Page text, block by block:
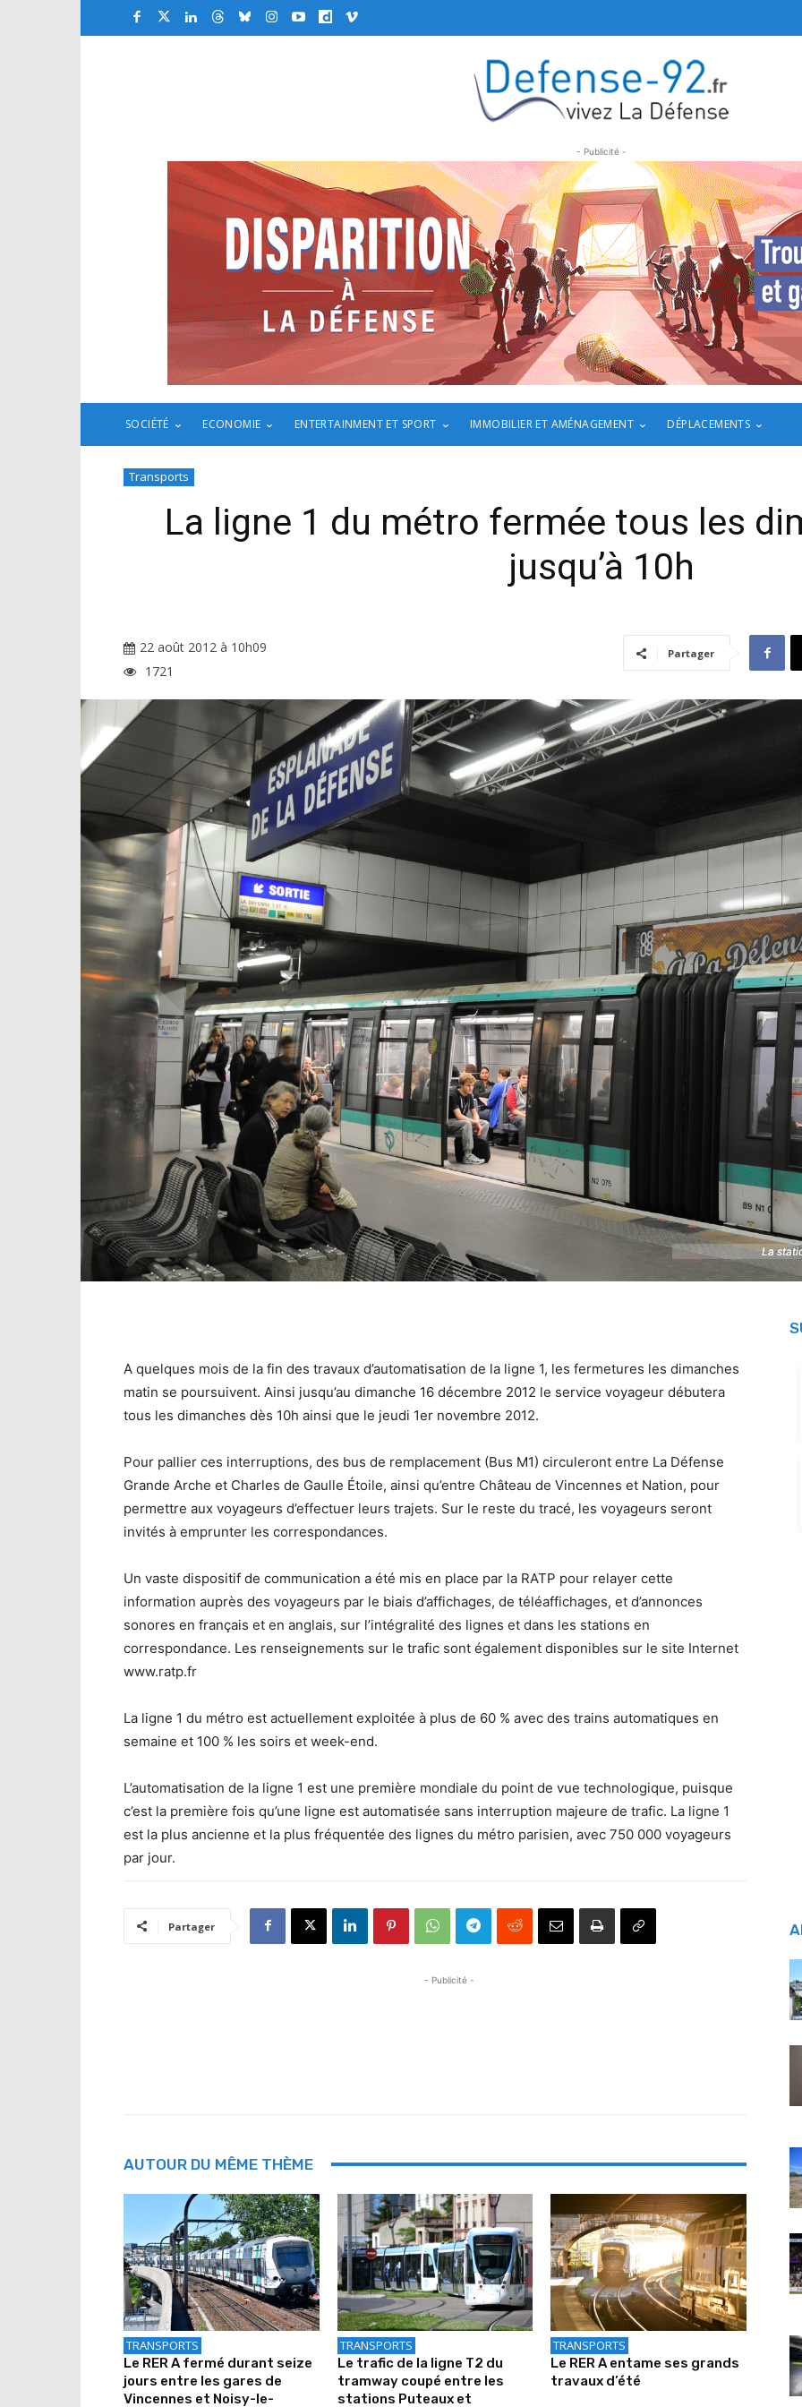
- Publicité -
SOCIÉTÉ ECONOMIE ENTERTAINMENT ET SPORT IMMOBILIER ET AMÉNAGEMENT DÉPLACEMENTS
Transports
La ligne 1 du métro fermée tous les
jusqu’à 10h
22 août 2012 à 10h09
1721
Partager
La
La
A quelques mois de la fin des travaux d’automatisation de la ligne 1, les fermetures les dimanches
matin se poursuivent. Ainsi jusqu’au dimanche 16 décembre 2012 le service voyageur débutera
tous les dimanches dès 10h ainsi que le jeudi 1er novembre 2012.
Pour pallier ces interruptions, des bus de remplacement (Bus M1) circuleront entre La Défense
Grande Arche et Charles de Gaulle Étoile, ainsi qu’entre Château de Vincennes et Nation, pour
permettre aux voyageurs d’effectuer leurs trajets. Sur le reste du tracé, les voyageurs seront
invités à emprunter les correspondances.
Un vaste dispositif de communication a été mis en place par la RATP pour relayer cette
information auprès des voyageurs par le biais d’affichages, de téléaffichages, et d’annonces
sonores en français et en anglais, sur l’intégralité des lignes et dans les stations en
correspondance. Les renseignements sur le trafic sont également disponibles sur le site Internet
www.ratp.fr
La ligne 1 du métro est actuellement exploitée à plus de 60 % avec des trains automatiques en
semaine et 100 % les soirs et week-end.
L’automatisation de la ligne 1 est une première mondiale du point de vue technologique, puisque
c’est la première fois qu’une ligne est automatisée sans interruption majeure de trafic. La ligne 1
est la plus ancienne et la plus fréquentée des lignes du métro parisien, avec 750 000 voyageurs
par jour.
Partager
- Publicité -
AUTOUR DU MÊME THÈME
TRANSPORTS
Le RER A fermé durant seize
jours entre les gares de
Vincennes et Noisy-le-
TRANSPORTS
Le trafic de la ligne T2 du
tramway coupé entre les
stations Puteaux et
TRANSPORTS
Le RER A entame ses grands
travaux d’été